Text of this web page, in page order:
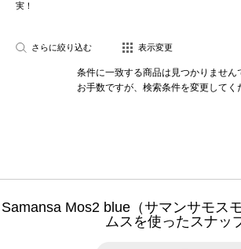
実！
さらに絞り込む 表示変更
条件に一致する商品は見つかりません
お手数ですが、検索条件を変更してく
Samansa Mos2 blue（サマンサモス
ムスを使ったスナッ